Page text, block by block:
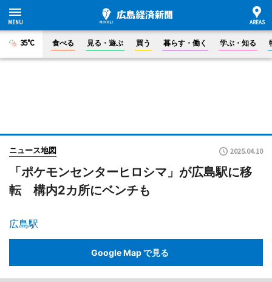
35°C 食べる 見る・遊ぶ 買う 暮らす・働く 学ぶ・知る
ニュース地図 2025.04.10
「ポケモンセンターヒロシマ」が広島駅に移
転 構内2カ所にベンチも
広島駅
Google Map で見る